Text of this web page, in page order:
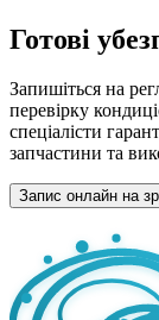
Готові
Запишіться на
перевірку
спеціалісти
запчастини та
Запис онлайн на